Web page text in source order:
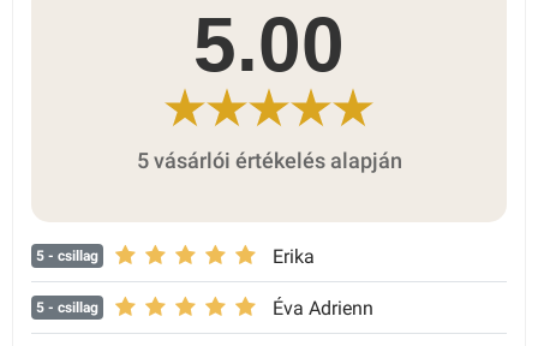
5.00
5 vásárlói értékelés alapján
5 - csillag Erika
5 - csillag Éva Adrienn